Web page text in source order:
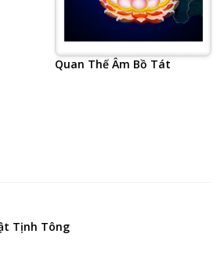
Quan Thế Âm Bồ Tát
Tịnh Tông